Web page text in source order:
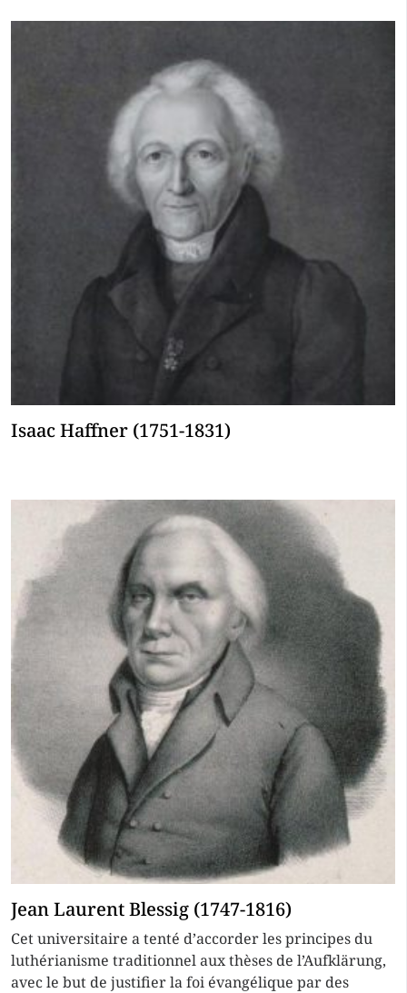
Isaac Haffner (1751-1831)
Jean Laurent Blessig (1747-1816)
Cet universitaire a tenté d’accorder les principes du
luthérianisme traditionnel aux thèses de l’Aufklärung,
avec le but de justifier la foi évangélique par des